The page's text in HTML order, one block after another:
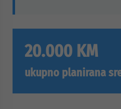
20.000 KM
ukupno planirana